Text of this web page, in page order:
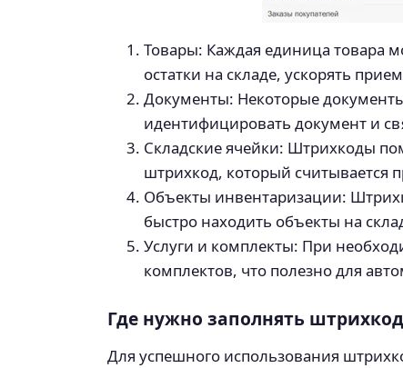
Товары: Каждая единица товара
остатки на складе, ускорять
Документы: Некоторые
идентифицировать документ и
Складские ячейки: Штрихкоды
штрихкод, который считывается
Объекты инвентаризации:
быстро находить объекты на
Услуги и комплекты: При
комплектов, что полезно для
Где нужно заполнять
Для успешного использования